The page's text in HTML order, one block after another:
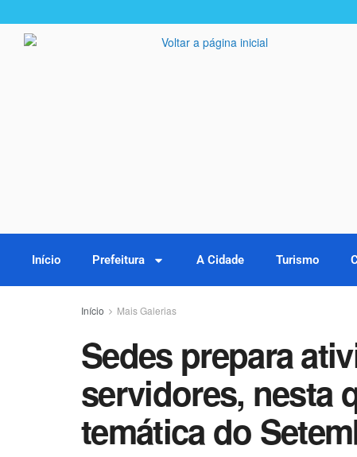
Início Prefeitura A Cidade Turismo
Início Mais Galerias
Sedes prepara
servidores, nesta
temática do